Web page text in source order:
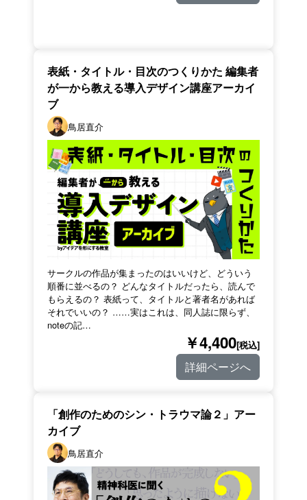
表紙・タイトル・目次のつくりかた 編集者
が一から教える導入デザイン講座アーカイ
ブ
鳥居直介
サークルの作品が集まったのはいいけど、どういう
順番に並べるの？ どんなタイトルだったら、読んで
もらえるの？ 表紙って、タイトルと著者名があれば
それでいいの？ ……実はこれは、同人誌に限らず、
noteの記…
￥4,400[税込]
詳細ページへ
「創作のためのシン・トラウマ論２」アー
カイブ
鳥居直介